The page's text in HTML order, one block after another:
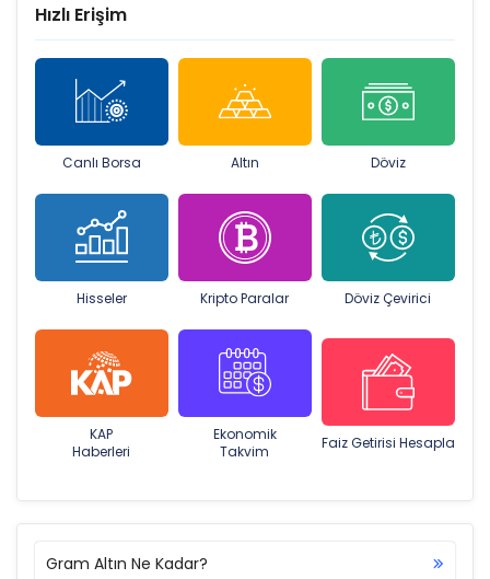
Hızlı Erişim
Canlı Borsa Altın Döviz
Hisseler Kripto Paralar Döviz Çevirici
KAP
Haberleri
Ekonomik
Takvim
Faiz Getirisi Hesapla
Gram Altın Ne Kadar?